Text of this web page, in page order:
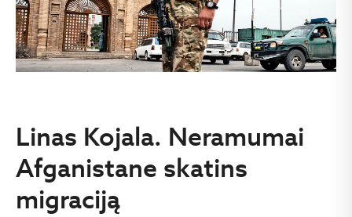
Linas Kojala. Neramumai
Afganistane skatins
migraciją